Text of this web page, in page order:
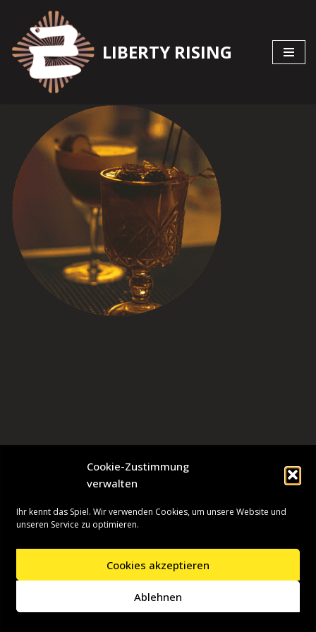
Cookie-Zustimmung
verwalten
Ihr kennt das Spiel. Wir verwenden Cookies, um unsere Website und
unseren Service zu optimieren.
Cookies akzeptieren
Ablehnen
Zum
Inhalt
springen
LIBERTY RISING
| Präsentiert vonWordPress
Presseinformationen